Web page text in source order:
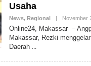
Usaha
News, Regional | November
Online24, Makassar –
Makassar, Rezki
Daerah